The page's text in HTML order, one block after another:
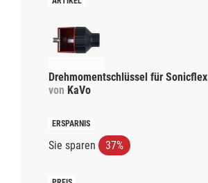
Drehmomentschlüssel für Sonicflex
von KaVo
Sie sparen 37%